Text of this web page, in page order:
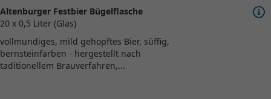
Altenburger Festbier Bügelflasche
20 x 0,5 Liter (Glas)
vollmundiges, mild gehopftes Bier, süffig,
bernsteinfarben - hergestellt nach
taditionellem Brauverfahren,...